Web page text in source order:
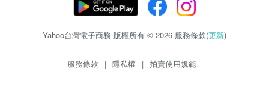
Yahoo台灣電子商務 版權所有 © 2026 服務條款(更新)
服務條款 | 隱私權 | 拍賣使用規範